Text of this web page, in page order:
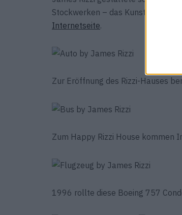
Stockwerken – das Kunstwerk
Internetseite.
Zur Eröffnung des Rizzi-Hauses
Zum Happy Rizzi House kommen
1996 rollte diese Boeing 757